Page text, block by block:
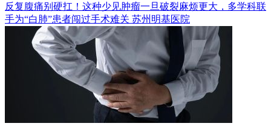
反复腹痛别硬扛！这种少见肿瘤一旦破裂麻烦更大，多学科联
手为“白肺”患者闯过手术难关 苏州明基医院